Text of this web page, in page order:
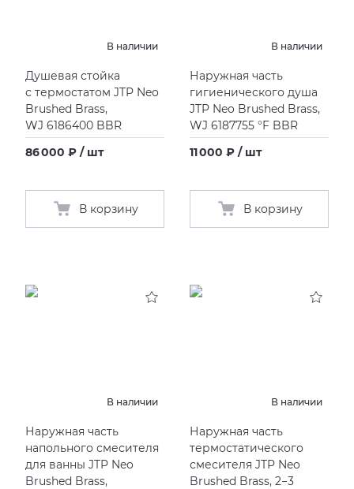
В наличии
Душевая стойка
с термостатом JTP Neo
Brushed Brass,
WJ 6186400 BBR
86 000 ₽ / шт
В корзину
В наличии
Наружная часть
гигиенического душа
JTP Neo Brushed Brass,
WJ 6187755 °F BBR
11 000 ₽ / шт
В корзину
В наличии
Наружная часть
напольного смесителя
для ванны JTP Neo
Brushed Brass,
В наличии
Наружная часть
термостатического
смесителя JTP Neo
Brushed Brass, 2−3